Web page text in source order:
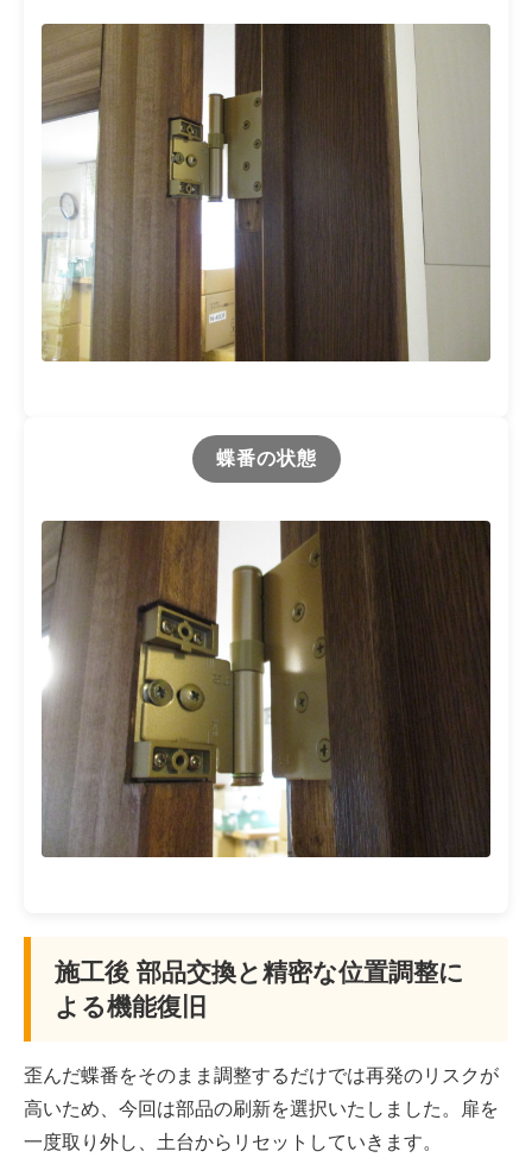
蝶番の状態
施工後 部品交換と精密な位置調整に
よる機能復旧
歪んだ蝶番をそのまま調整するだけでは再発のリスクが
高いため、今回は部品の刷新を選択いたしました。扉を
一度取り外し、土台からリセットしていきます。